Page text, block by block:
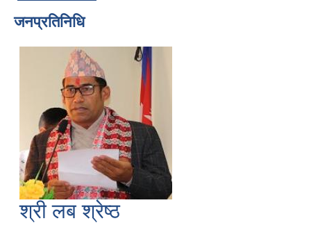
जनप्रतिनिधि
श्री लब श्रेष्ठ